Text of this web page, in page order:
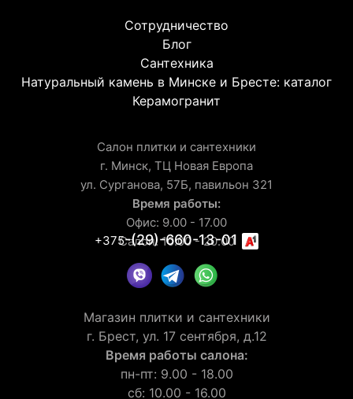
Сотрудничество
Блог
Сантехника
Натуральный камень в Минске и Бресте: каталог
Керамогранит
Салон плитки и сантехники
г. Минск, ТЦ Новая Европа
ул. Сурганова, 57Б, павильон 321
Время работы:
Офис: 9.00 - 17.00
Салон: 10.00 - 20.00
+375-(29)-660-13-01
Магазин плитки и сантехники
г. Брест, ул. 17 сентября, д.12
Время работы салона:
пн-пт: 9.00 - 18.00
сб: 10.00 - 16.00